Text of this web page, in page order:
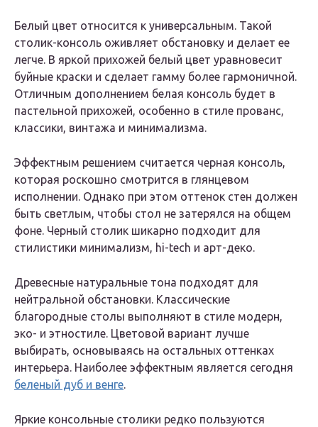
Белый цвет относится к универсальным. Такой
столик-консоль оживляет обстановку и делает ее
легче. В яркой прихожей белый цвет уравновесит
буйные краски и сделает гамму более гармоничной.
Отличным дополнением белая консоль будет в
пастельной прихожей, особенно в стиле прованс,
классики, винтажа и минимализма.
Эффектным решением считается черная консоль,
которая роскошно смотрится в глянцевом
исполнении. Однако при этом оттенок стен должен
быть светлым, чтобы стол не затерялся на общем
фоне. Черный столик шикарно подходит для
стилистики минимализм, hi-tech и арт-деко.
Древесные натуральные тона подходят для
нейтральной обстановки. Классические
благородные столы выполняют в стиле модерн,
эко- и этностиле. Цветовой вариант лучше
выбирать, основываясь на остальных оттенках
интерьера. Наиболее эффектным является сегодня
беленый дуб и венге.
Яркие консольные столики редко пользуются